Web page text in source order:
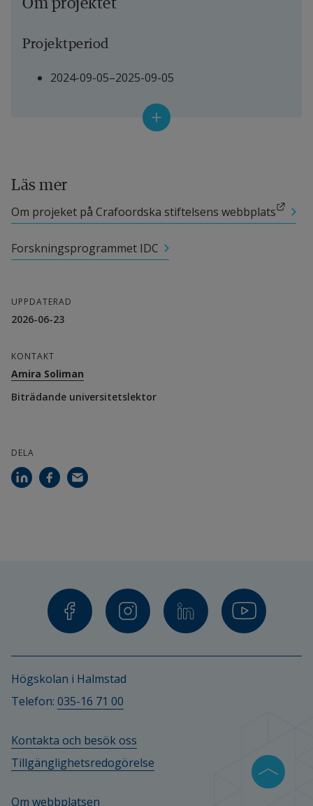
Projektperiod
2024-09-05–2025-09-05
Andra deltagande forskare
Lina Lundgren, universitetslektor
Jonas Anderud, specialistutbildning oral
sjukhus Halmstad
Läs mer
Om projeket på Crafoordska stiftelsens webbplats
Länk till annan webbplats.
Forskningsprogrammet IDC
UPPDATERAD
2026-06-23
KONTAKT
Amira Soliman
Biträdande universitetslektor
DELA
Högskolan i Halmstad
Telefon: 035-16 71 00
Kontakta och besök oss
Tillgänglighetsredogörelse
Om webbplatsen